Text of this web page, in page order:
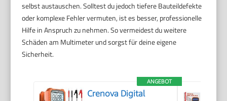
selbst austauschen. Solltest du jedoch tiefere Bauteildefekte
oder komplexe Fehler vermuten, ist es besser, professionelle
Hilfe in Anspruch zu nehmen. So vermeidest du weitere
Schäden am Multimeter und sorgst für deine eigene
Sicherheit.
ANGEBOT
Crenova Digital